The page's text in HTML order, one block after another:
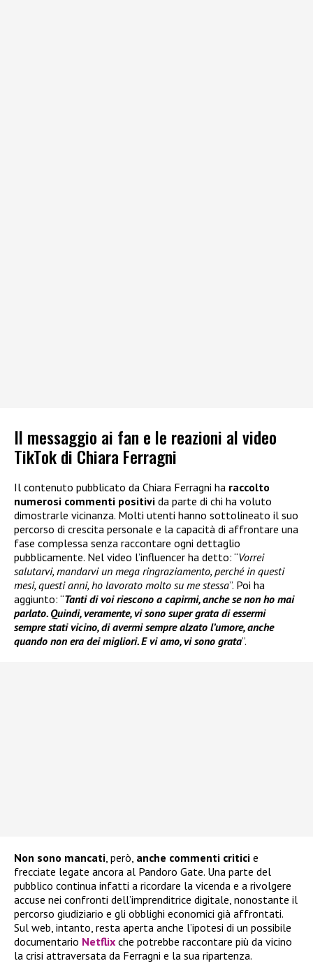
Il messaggio ai fan e le reazioni al video
TikTok di Chiara Ferragni
Il contenuto pubblicato da Chiara Ferragni ha raccolto
numerosi commenti positivi da parte di chi ha voluto
dimostrarle vicinanza. Molti utenti hanno sottolineato il suo
percorso di crescita personale e la capacità di affrontare una
fase complessa senza raccontare ogni dettaglio
pubblicamente. Nel video l’influencer ha detto: “Vorrei
salutarvi, mandarvi un mega ringraziamento, perché in questi
mesi, questi anni, ho lavorato molto su me stessa”. Poi ha
aggiunto: “Tanti di voi riescono a capirmi, anche se non ho mai
parlato. Quindi, veramente, vi sono super grata di essermi
sempre stati vicino, di avermi sempre alzato l’umore, anche
quando non era dei migliori. E vi amo, vi sono grata”.
Non sono mancati , però, anche commenti critici e
frecciate legate ancora al Pandoro Gate. Una parte del
pubblico continua infatti a ricordare la vicenda e a rivolgere
accuse nei confronti dell’imprenditrice digitale, nonostante il
percorso giudiziario e gli obblighi economici già affrontati.
Sul web, intanto, resta aperta anche l’ipotesi di un possibile
documentario Netflix che potrebbe raccontare più da vicino
la crisi attraversata da Ferragni e la sua ripartenza.